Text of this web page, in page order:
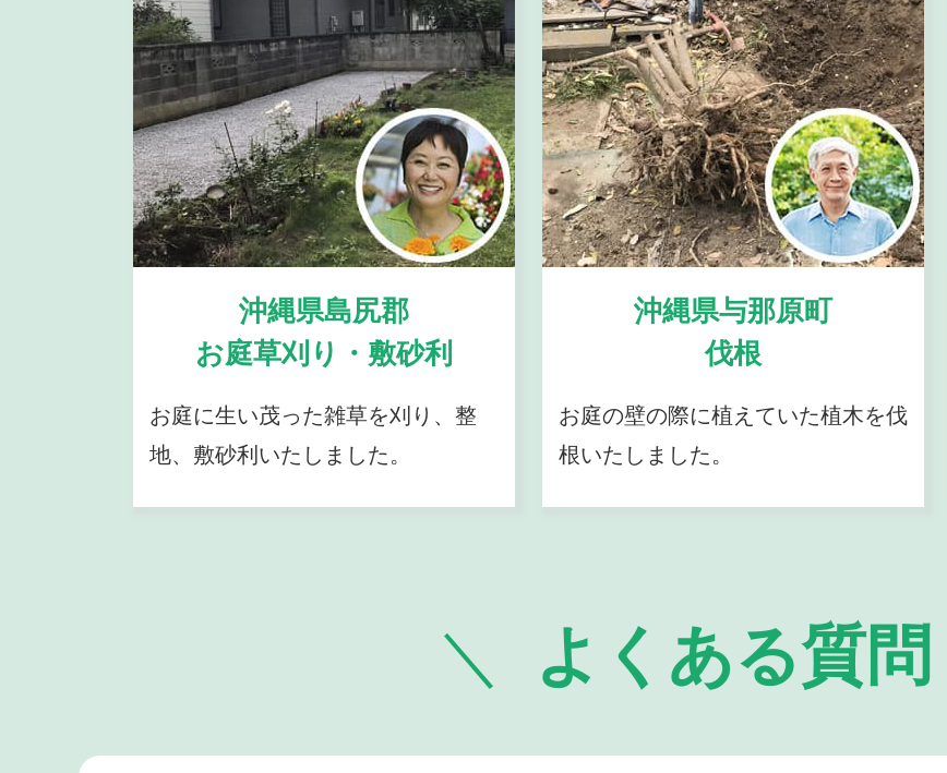
沖縄県島尻郡
お庭草刈り・敷砂利
お庭に生い茂った雑草を刈り、整
地、敷砂利いたしました。
沖縄県与那原町
伐根
お庭の壁の際に植えていた植木を伐
根いたしました。
よくある質問